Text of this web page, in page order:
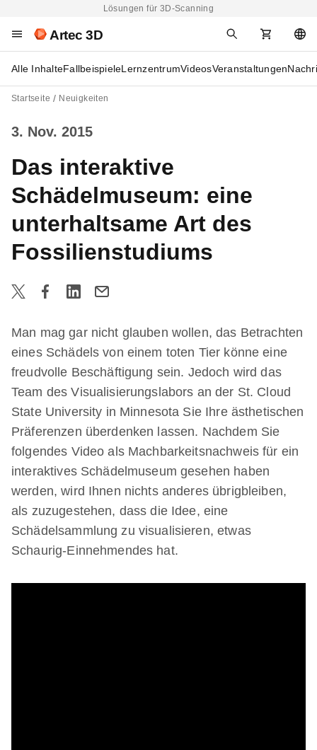
Lösungen für 3D-Scanning
Artec 3D
Alle InhalteFallbeispieleLernzentrumVideosVeranstaltungen
Startseite Neuigkeiten
3. Nov. 2015
Das interaktive
Schädelmuseum: eine
unterhaltsame Art des
Fossilienstudiums
Man mag gar nicht glauben wollen, das Betrachten
eines Schädels von einem toten Tier könne eine
freudvolle Beschäftigung sein. Jedoch wird das
Team des Visualisierungslabors an der St. Cloud
State University in Minnesota Sie Ihre ästhetischen
Präferenzen überdenken lassen. Nachdem Sie
folgendes Video als Machbarkeitsnachweis für ein
interaktives Schädelmuseum gesehen haben
werden, wird Ihnen nichts anderes übrigbleiben,
als zuzugestehen, dass die Idee, eine
Schädelsammlung zu visualisieren, etwas
Schaurig-Einnehmendes hat.